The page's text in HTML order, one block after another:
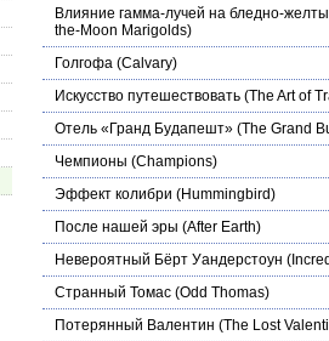
Влияние гамма-лучей на бледно-
the-Moon Marigolds)
Голгофа (Calvary)
Искусство путешествовать (The Art of
Отель «Гранд Будапешт» (The Grand
Чемпионы (Champions)
Эффект колибри (Hummingbird)
После нашей эры (After Earth)
Невероятный Бёрт Уандерстоун
Странный Томас (Odd Thomas)
Потерянный Валентин (The Lost